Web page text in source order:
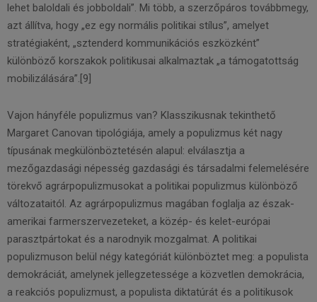
lehet baloldali és jobboldali”. Mi több, a szerzőpáros továbbmegy,
azt állítva, hogy „ez egy normális politikai stílus”, amelyet
stratégiaként, „sztenderd kommunikációs eszközként”
különböző korszakok politikusai alkalmaztak „a támogatottság
mobilizálására”.[9]
Vajon hányféle populizmus van? Klasszikusnak tekinthető
Margaret Canovan tipológiája, amely a populizmus két nagy
típusának megkülönböztetésén alapul: elválasztja a
mezőgazdasági népesség gazdasági és társadalmi felemelésére
törekvő agrárpopulizmusokat a politikai populizmus különböző
változataitól. Az agrárpopulizmus magában foglalja az észak-
amerikai farmerszervezeteket, a közép- és kelet-európai
parasztpártokat és a narodnyik mozgalmat. A politikai
populizmuson belül négy kategóriát különböztet meg: a populista
demokráciát, amelynek jellegzetessége a közvetlen demokrácia,
a reakciós populizmust, a populista diktatúrát és a politikusok